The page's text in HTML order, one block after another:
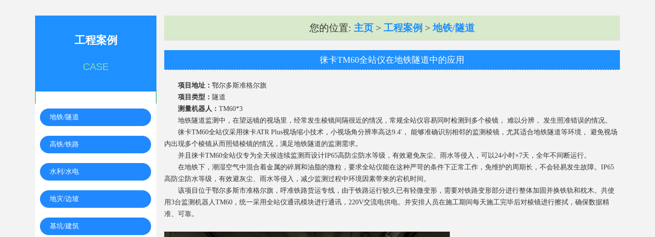
工程案例
CASE
地铁/隧道
高铁/铁路
水利/水电
地灾/边坡
基坑/建筑
您的位置: 主页 > 工程案例 >地铁/隧道
徕卡TM60全站仪在地铁隧道中的应用
项目地址： 鄂尔多斯准格尔旗
项目类型： 隧道
测量机器人： TM60*3
地铁隧道监测中，在望远镜的视场里，经常发生棱镜间隔很近的情况，常规全站仪容易同时检测到多个棱镜， 难以分辨， 发生照准错误的情况。
徕卡TM60全站仪采用徕卡ATR Plus视场缩小技术，小视场角分辨率高达9.4′， 能够准确识别相邻的监测棱镜，尤其适合地铁隧道等环境， 避免视场
内出现多个棱镜从而照错棱镜的情况，满足地铁隧道的监测需求。
并且徕卡TM60全站仪专为全天候连续监测而设计IP65高防尘防水等级，有效避免灰尘、雨水等侵入，可以24小时×7天，全年不间断运行。
在地铁下，潮湿空气中混合着金属的碎屑和油脂的微粒，要求全站仪能在这种严苛的条件下正常工作，免维护的周期长，不会轻易发生故障。IP65
高防尘防水等级，有效避灰尘、雨水等侵入，减少监测过程中环境因素带来的宕机时间。
该项目位于鄂尔多斯市准格尔旗，呼准铁路货运专线，由于铁路运行较久已有轻微变形，需要对铁路变形部分进行整体加固并换铁轨和枕木。共使
用3台监测机器人TM60，统一采用全站仪通讯模块进行通讯，220V交流电供电。并安排人员在施工期间每天施工完毕后对棱镜进行擦拭，确保数据精
准、可靠。